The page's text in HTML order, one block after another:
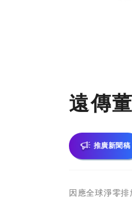
遠傳
推廣新聞稿
因應全球淨零